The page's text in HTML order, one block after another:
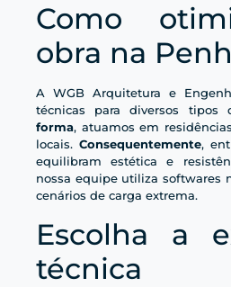
Como
obra na
A WGB Arquitetura e
técnicas para diversos tipos
forma, atuamos em
locais. Consequentemente,
equilibram estética e
nossa equipe utiliza softwares
cenários de carga extrema.
Escolha a
técnica